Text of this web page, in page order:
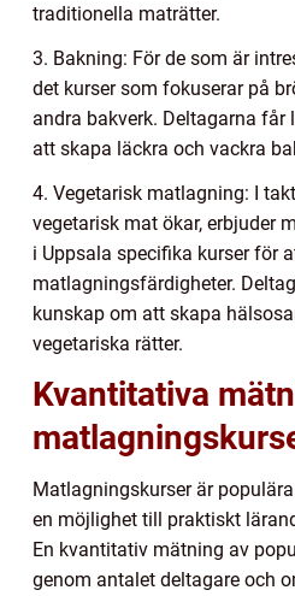
traditionella maträtter.
3. Bakning: För de som är
det kurser som fokuserar på
andra bakverk. Deltagarna
att skapa läckra och vackra
4. Vegetarisk matlagning: I
vegetarisk mat ökar, erbjuder
i Uppsala specifika kurser för
matlagningsfärdigheter.
kunskap om att skapa
vegetariska rätter.
Kvantitativa
Matlagningskurser är
en möjlighet till praktiskt
En kvantitativ mätning av
genom antalet deltagare och